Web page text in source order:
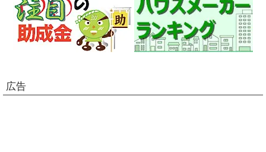
広告